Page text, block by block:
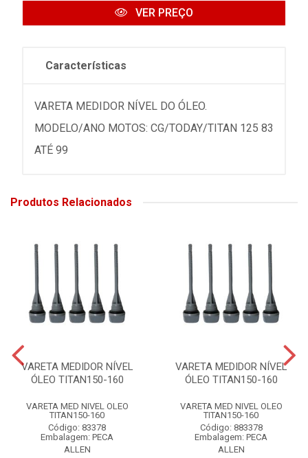
VER PREÇO
Características
VARETA MEDIDOR NÍVEL DO ÓLEO.
MODELO/ANO MOTOS: CG/TODAY/TITAN 125 83
ATÉ 99
Produtos Relacionados
VARETA MEDIDOR NÍVEL
ÓLEO TITAN150-160
VARETA MED NIVEL OLEO
TITAN150-160
Código: 83378
Embalagem: PECA
ALLEN
VARETA MEDIDOR NÍVEL
ÓLEO TITAN150-160
VARETA MED NIVEL OLEO
TITAN150-160
Código: 883378
Embalagem: PECA
ALLEN